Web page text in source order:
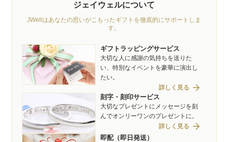
ジェイウェルについて
JWellはあなたの思いがこもったギフトを徹底的にサポートしま
す。
ギフトラッピングサービス
大切な人に感謝の気持ちを送りた
い、特別なイベントを豪華に演出し
たい。
詳しく見る arrow_forward
刻字・刻印サービス
大切なプレゼントにメッセージを刻
んでオンリーワンのプレゼントに。
詳しく見る arrow_forward
即配（即日発送）